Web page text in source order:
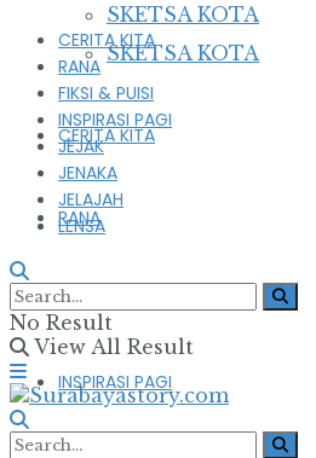
SKETSA KOTA
CERITA KITA
RANA
FIKSI & PUISI
INSPIRASI PAGI
SKETSA KOTA
CERITA KITA
RANA
FIKSI & PUISI
INSPIRASI PAGI
JEJAK
JENAKA
JELAJAH
LENSA
No Result
View All Result